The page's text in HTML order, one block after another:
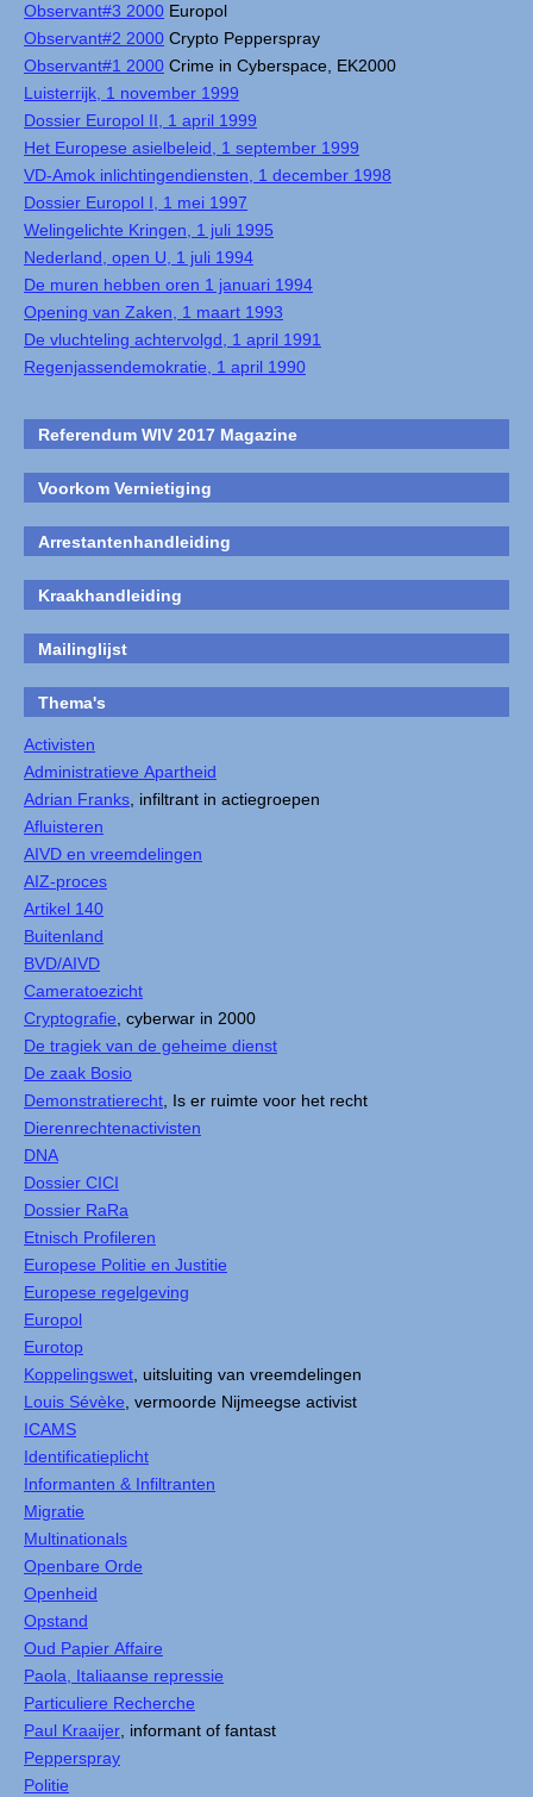
Observant#3 2000 Europol
Observant#2 2000 Crypto Pepperspray
Observant#1 2000 Crime in Cyberspace, EK2000
Luisterrijk, 1 november 1999
Dossier Europol II, 1 april 1999
Het Europese asielbeleid, 1 september 1999
VD-Amok inlichtingendiensten, 1 december 1998
Dossier Europol I, 1 mei 1997
Welingelichte Kringen, 1 juli 1995
Nederland, open U, 1 juli 1994
De muren hebben oren 1 januari 1994
Opening van Zaken, 1 maart 1993
De vluchteling achtervolgd, 1 april 1991
Regenjassendemokratie, 1 april 1990
Referendum WIV 2017 Magazine
Voorkom Vernietiging
Arrestantenhandleiding
Kraakhandleiding
Mailinglijst
Thema's
Activisten
Administratieve Apartheid
Adrian Franks , infiltrant in actiegroepen
Afluisteren
AIVD en vreemdelingen
AIZ-proces
Artikel 140
Buitenland
BVD/AIVD
Cameratoezicht
Cryptografie , cyberwar in 2000
De tragiek van de geheime dienst
De zaak Bosio
Demonstratierecht , Is er ruimte voor het recht
Dierenrechtenactivisten
DNA
Dossier CICI
Dossier RaRa
Etnisch Profileren
Europese Politie en Justitie
Europese regelgeving
Europol
Eurotop
Koppelingswet , uitsluiting van vreemdelingen
Louis Sévèke , vermoorde Nijmeegse activist
ICAMS
Identificatieplicht
Informanten & Infiltranten
Migratie
Multinationals
Openbare Orde
Openheid
Opstand
Oud Papier Affaire
Paola, Italiaanse repressie
Particuliere Recherche
Paul Kraaijer , informant of fantast
Pepperspray
Politie